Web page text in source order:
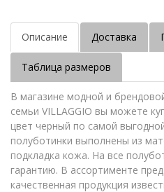
Описание Доставка
Таблица размеров
В магазине модной и
семьи VILLAGGIO вы можете
цвет черный по самой
полуботинки выполнены из
подкладка кожа. На все
гарантию. В ассортименте
качественная продукция